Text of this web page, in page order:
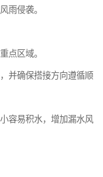
雨侵袭。
点区域。
并确保搭接方向遵循顺
容易积水，增加漏水风